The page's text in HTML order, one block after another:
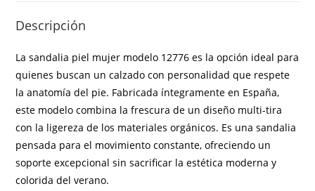
Descripción
La sandalia piel mujer modelo 12776 es la opción ideal para
quienes buscan un calzado con personalidad que respete
la anatomía del pie. Fabricada íntegramente en España,
este modelo combina la frescura de un diseño multi-tira
con la ligereza de los materiales orgánicos. Es una sandalia
pensada para el movimiento constante, ofreciendo un
soporte excepcional sin sacrificar la estética moderna y
colorida del verano.